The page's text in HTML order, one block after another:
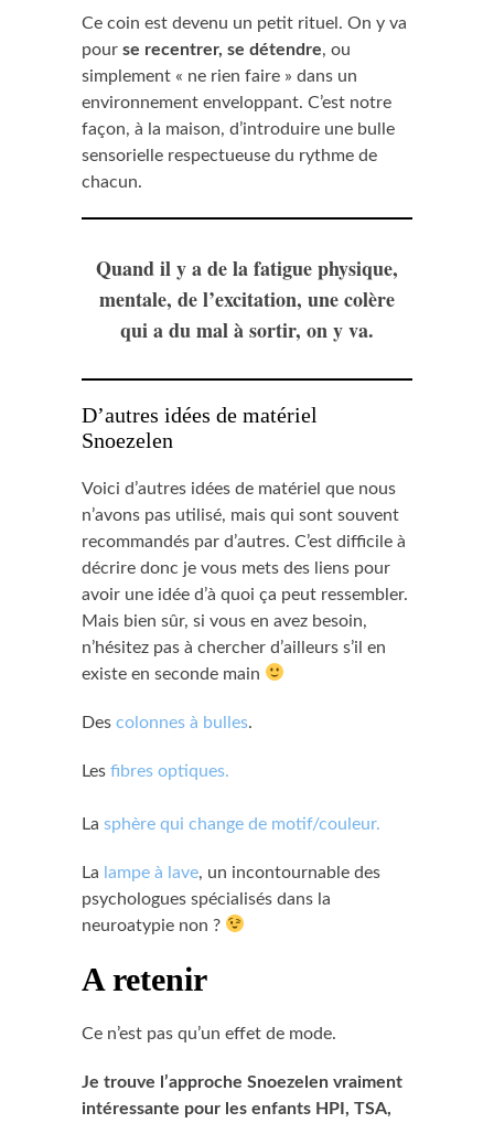
Ce coin est devenu un petit rituel. On y va
pour se recentrer, se détendre, ou
simplement « ne rien faire » dans un
environnement enveloppant. C’est notre
façon, à la maison, d’introduire une bulle
sensorielle respectueuse du rythme de
chacun.
Quand il y a de la fatigue physique,
mentale, de l’excitation, une colère
qui a du mal à sortir, on y va.
D’autres idées de matériel
Snoezelen
Voici d’autres idées de matériel que nous
n’avons pas utilisé, mais qui sont souvent
recommandés par d’autres. C’est difficile à
décrire donc je vous mets des liens pour
avoir une idée d’à quoi ça peut ressembler.
Mais bien sûr, si vous en avez besoin,
n’hésitez pas à chercher d’ailleurs s’il en
existe en seconde main
Des colonnes à bulles.
Les fibres optiques.
La sphère qui change de motif/couleur.
La lampe à lave, un incontournable des
psychologues spécialisés dans la
neuroatypie non ?
A retenir
Ce n’est pas qu’un effet de mode.
Je trouve l’approche Snoezelen vraiment
intéressante pour les enfants HPI, TSA,